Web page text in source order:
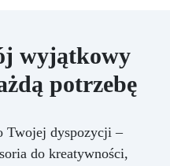
wyjątkowy
potrzebę
Twojej dyspozycji –
do kreatywności,